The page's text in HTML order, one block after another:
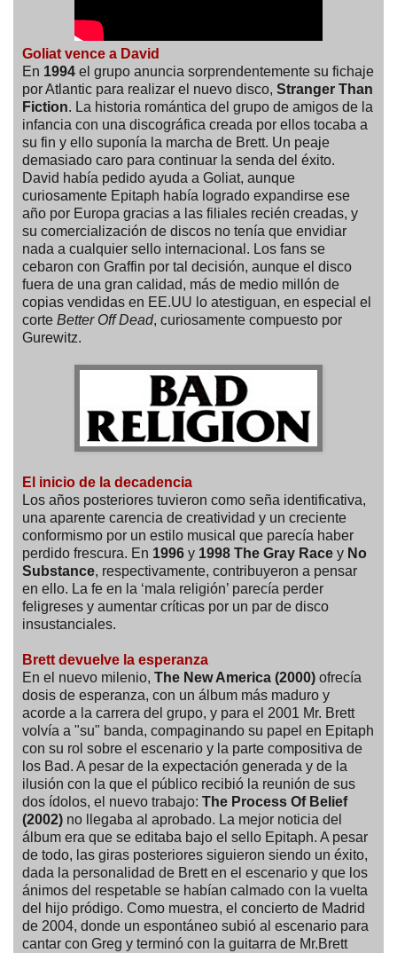
Goliat vence a David
En 1994 el grupo anuncia sorprendentemente su fichaje
por Atlantic para realizar el nuevo disco, Stranger Than
Fiction. La historia romántica del grupo de amigos de la
infancia con una discográfica creada por ellos tocaba a
su fin y ello suponía la marcha de Brett. Un peaje
demasiado caro para continuar la senda del éxito.
David había pedido ayuda a Goliat, aunque
curiosamente Epitaph había logrado expandirse ese
año por Europa gracias a las filiales recién creadas, y
su comercialización de discos no tenía que envidiar
nada a cualquier sello internacional. Los fans se
cebaron con Graffin por tal decisión, aunque el disco
fuera de una gran calidad, más de medio millón de
copias vendidas en EE.UU lo atestiguan, en especial el
corte Better Off Dead, curiosamente compuesto por
Gurewitz.
El inicio de la decadencia
Los años posteriores tuvieron como seña identificativa,
una aparente carencia de creatividad y un creciente
conformismo por un estilo musical que parecía haber
perdido frescura. En 1996 y 1998 The Gray Race y No
Substance, respectivamente, contribuyeron a pensar
en ello. La fe en la ‘mala religión’ parecía perder
feligreses y aumentar críticas por un par de disco
insustanciales.
Brett devuelve la esperanza
En el nuevo milenio, The New America (2000) ofrecía
dosis de esperanza, con un álbum más maduro y
acorde a la carrera del grupo, y para el 2001 Mr. Brett
volvía a "su" banda, compaginando su papel en Epitaph
con su rol sobre el escenario y la parte compositiva de
los Bad. A pesar de la expectación generada y de la
ilusión con la que el público recibió la reunión de sus
dos ídolos, el nuevo trabajo: The Process Of Belief
(2002) no llegaba al aprobado. La mejor noticia del
álbum era que se editaba bajo el sello Epitaph. A pesar
de todo, las giras posteriores siguieron siendo un éxito,
dada la personalidad de Brett en el escenario y que los
ánimos del respetable se habían calmado con la vuelta
del hijo pródigo. Como muestra, el concierto de Madrid
de 2004, donde un espontáneo subió al escenario para
cantar con Greg y terminó con la guitarra de Mr.Brett